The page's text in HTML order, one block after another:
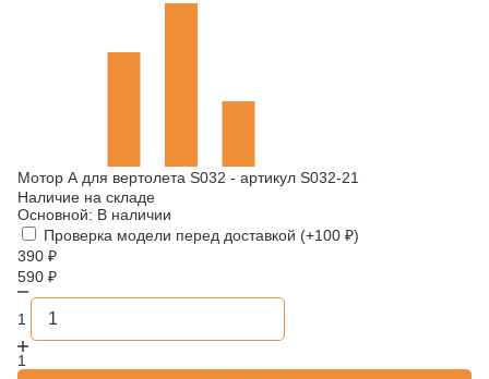
Мотор А для вертолета S032 - артикул S032-21
Наличие на складе
Основной: В наличии
Проверка модели перед доставкой (+100 ₽)
390 ₽
590 ₽
1
1